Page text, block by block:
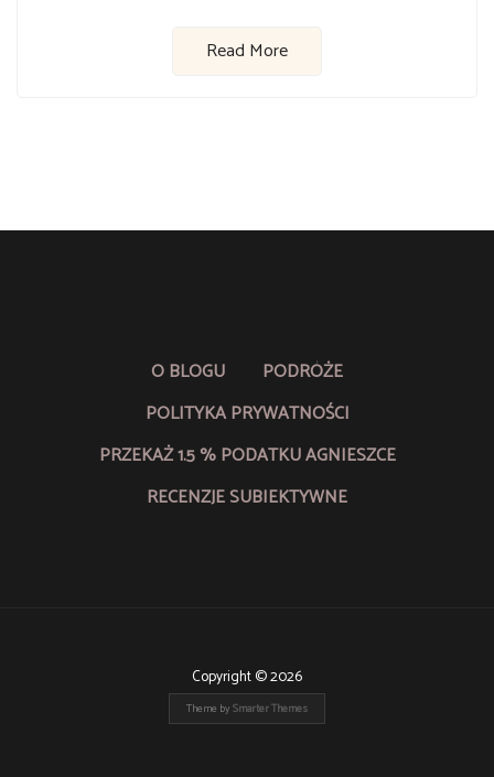
Read More
O BLOGU
PODRÓŻE
POLITYKA PRYWATNOŚCI
PRZEKAŻ 1.5 % PODATKU AGNIESZCE
RECENZJE SUBIEKTYWNE
Copyright © 2026
Theme bySmarter Themes